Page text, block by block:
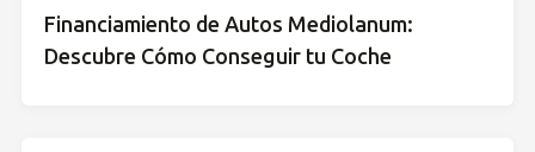
Financiamiento de Autos Mediolanum:
Descubre Cómo Conseguir tu Coche